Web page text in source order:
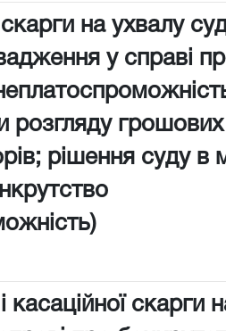
скарги на ухвалу
у справі
розгляду грошових
рішення суду в
касаційної скарги